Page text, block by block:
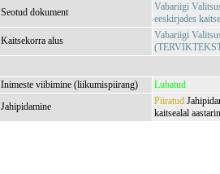
Seotud dokument
Vabariigi
eeskirjades
Kaitsekorra alus
Vabariigi
Inimeste viibimine (liikumispiirang)
Lubatud
Jahipidamine
Piiratud
kaitsealal